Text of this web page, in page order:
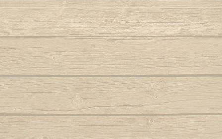
Autor : Mestre Marrom
Africa se uniu
Autor : Mestre Jogo De Dentro
Aidé, negra africana
Autor : Professor Marquinho Coreba
(Capoeira Gerais)
Além-mar
Autor : CM
Nega
Nego
Autor : Mestre